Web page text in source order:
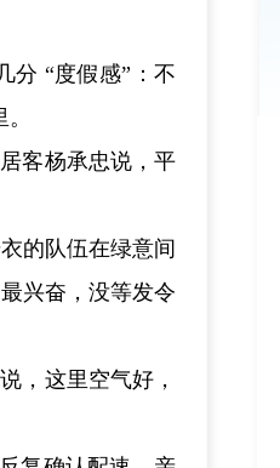
分 “度假感”：不
客杨承忠说，平
的队伍在绿意间
兴奋，没等发令
，这里空气好，